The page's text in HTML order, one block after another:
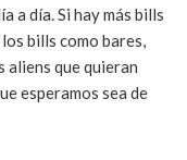
a día. Si hay más bills
bills como bares,
aliens que quieran
esperamos sea de